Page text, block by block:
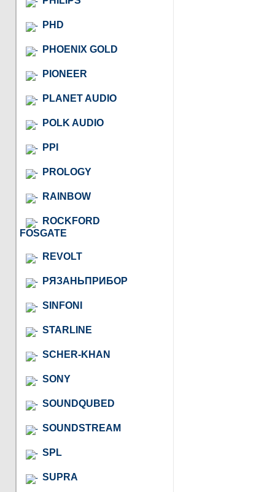
PHD
PHOENIX GOLD
PIONEER
PLANET AUDIO
POLK AUDIO
PPI
PROLOGY
RAINBOW
ROCKFORD
FOSGATE
REVOLT
РЯЗАНЬПРИБОР
SINFONI
STARLINE
SCHER-KHAN
SONY
SOUNDQUBED
SOUNDSTREAM
SPL
SUPRA